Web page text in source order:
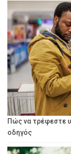
Πώς να τρέφεστε
οδηγός